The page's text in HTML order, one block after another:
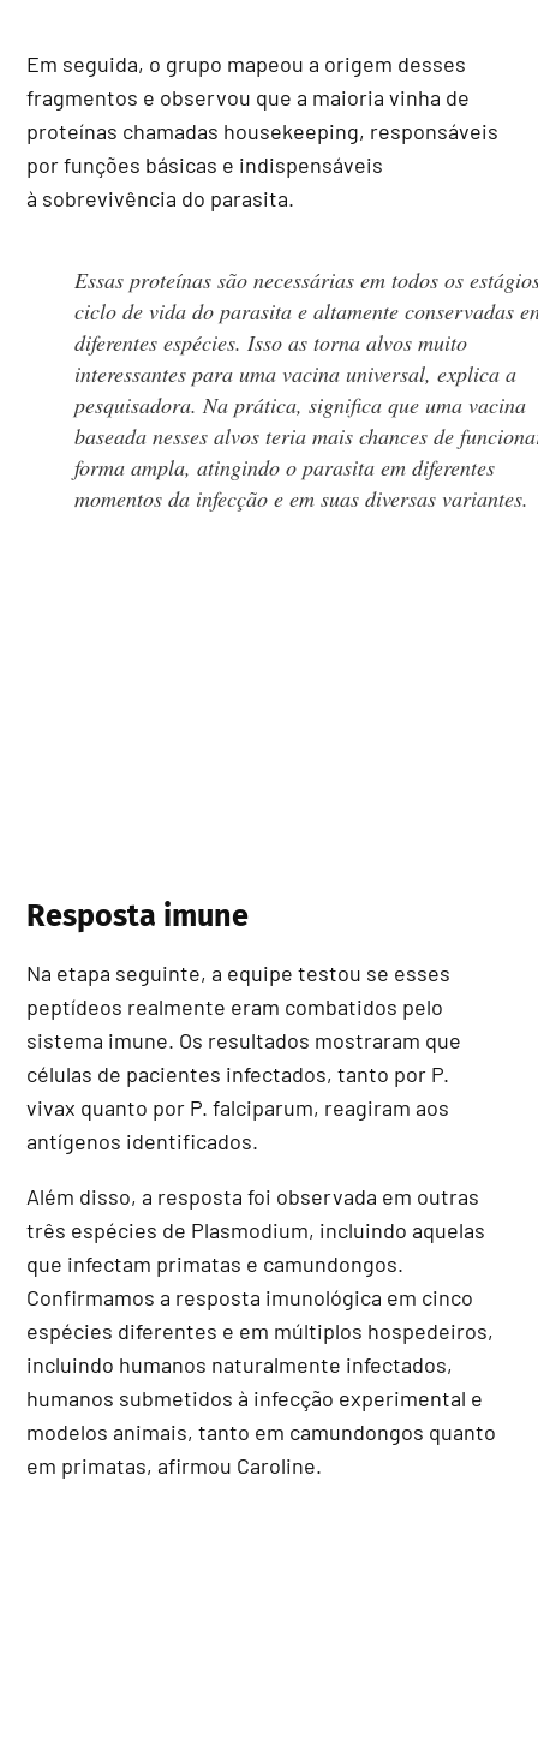
Em seguida, o grupo mapeou a origem desses
fragmentos e observou que a maioria vinha de
proteínas chamadas housekeeping, responsáveis
por funções básicas e indispensáveis
à sobrevivência do parasita.
Essas proteínas são necessárias em todos os
ciclo de vida do parasita e altamente conservadas
diferentes espécies. Isso as torna alvos muito
interessantes para uma vacina universal, explica a
pesquisadora. Na prática, significa que uma vacina
baseada nesses alvos teria mais chances de
forma ampla, atingindo o parasita em diferentes
momentos da infecção e em suas diversas variantes.
Resposta imune
Na etapa seguinte, a equipe testou se esses
peptídeos realmente eram combatidos pelo
sistema imune. Os resultados mostraram que
células de pacientes infectados, tanto por P.
vivax quanto por P. falciparum, reagiram aos
antígenos identificados.
Além disso, a resposta foi observada em outras
três espécies de Plasmodium, incluindo aquelas
que infectam primatas e camundongos.
Confirmamos a resposta imunológica em cinco
espécies diferentes e em múltiplos hospedeiros,
incluindo humanos naturalmente infectados,
humanos submetidos à infecção experimental e
modelos animais, tanto em camundongos quanto
em primatas, afirmou Caroline.